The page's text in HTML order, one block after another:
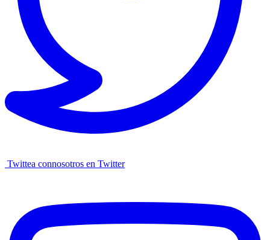
Twittea connosotros en Twitter